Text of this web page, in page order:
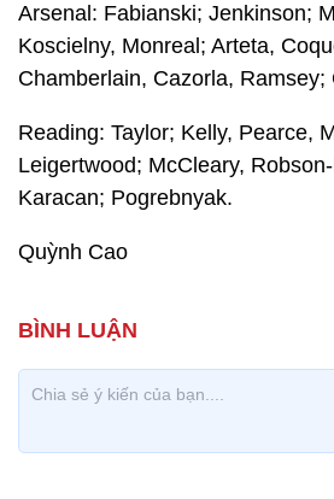
Arsenal: Fabianski; Jenkinson;
Koscielny, Monreal; Arteta,
Chamberlain, Cazorla, Ramsey;
Reading: Taylor; Kelly, Pearce,
Leigertwood; McCleary,
Karacan; Pogrebnyak.
Quỳnh Cao